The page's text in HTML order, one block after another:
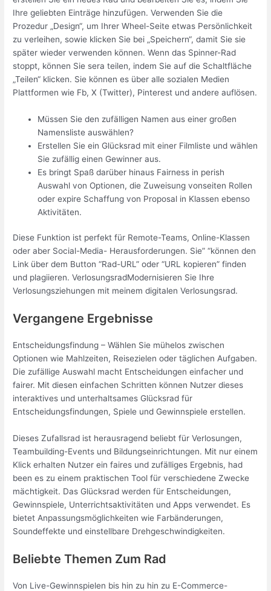
Ihre geliebten Einträge hinzufügen. Verwenden Sie die
Prozedur „Design“, um Ihrer Wheel-Seite etwas Persönlichkeit
zu verleihen, sowie klicken Sie bei „Speichern“, damit Sie sie
später wieder verwenden können. Wenn das Spinner-Rad
stoppt, können Sie sera teilen, indem Sie auf die Schaltfläche
„Teilen“ klicken. Sie können es über alle sozialen Medien
Plattformen wie Fb, X (Twitter), Pinterest und andere auflösen.
Müssen Sie den zufälligen Namen aus einer großen
Namensliste auswählen?
Erstellen Sie ein Glücksrad mit einer Filmliste und wählen
Sie zufällig einen Gewinner aus.
Es bringt Spaß darüber hinaus Fairness in perish
Auswahl von Optionen, die Zuweisung vonseiten Rollen
oder expire Schaffung von Proposal in Klassen ebenso
Aktivitäten.
Diese Funktion ist perfekt für Remote-Teams, Online-Klassen
oder aber Social-Media- Herausforderungen. Sie” “können den
Link über dem Button “Rad-URL” oder “URL kopieren” finden
und plagiieren. VerlosungsradModernisieren Sie Ihre
Verlosungsziehungen mit meinem digitalen Verlosungsrad.
Vergangene Ergebnisse
Entscheidungsfindung – Wählen Sie mühelos zwischen
Optionen wie Mahlzeiten, Reisezielen oder täglichen Aufgaben.
Die zufällige Auswahl macht Entscheidungen einfacher und
fairer. Mit diesen einfachen Schritten können Nutzer dieses
interaktives und unterhaltsames Glücksrad für
Entscheidungsfindungen, Spiele und Gewinnspiele erstellen.
Dieses Zufallsrad ist herausragend beliebt für Verlosungen,
Teambuilding-Events und Bildungseinrichtungen. Mit nur einem
Klick erhalten Nutzer ein faires und zufälliges Ergebnis, had
been es zu einem praktischen Tool für verschiedene Zwecke
mächtigkeit. Das Glücksrad werden für Entscheidungen,
Gewinnspiele, Unterrichtsaktivitäten und Apps verwendet. Es
bietet Anpassungsmöglichkeiten wie Farbänderungen,
Soundeffekte und einstellbare Drehgeschwindigkeiten.
Beliebte Themen Zum Rad
Von Live-Gewinnspielen bis hin zu hin zu E-Commerce-